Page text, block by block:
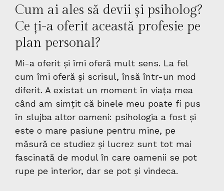
Cum ai ales să devii și psiholog?
Ce ți-a oferit această profesie pe
plan personal?
Mi-a oferit și îmi oferă mult sens. La fel
cum îmi oferă și scrisul, însă într-un mod
diferit. A existat un moment în viața mea
când am simțit că binele meu poate fi pus
în slujba altor oameni: psihologia a fost și
este o mare pasiune pentru mine, pe
măsură ce studiez și lucrez sunt tot mai
fascinată de modul în care oamenii se pot
rupe pe interior, dar se pot și vindeca.